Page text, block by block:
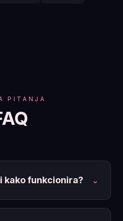
PITANJA
kako funkcionira? ⌄